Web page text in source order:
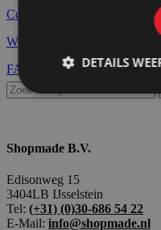
Contact
Wie zijn wij
FAQ
Shopmade B.V.
Edisonweg 15
3404LB IJsselstein
Tel: (+31) (0)30-686 54 22
E-Mail: info@shopmade.nl
DETAILS